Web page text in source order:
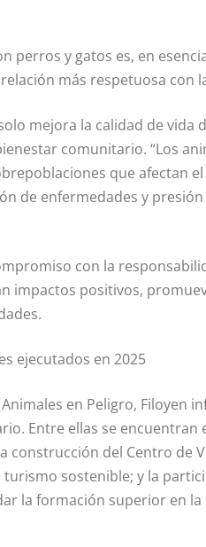
perros y gatos es, en
más respetuosa con
mejora la calidad de vida
comunitario. “Los
que afectan
de enfermedades y
con la
impactos positivos,
ejecutados en 2025
en Peligro, Filoyen
Entre ellas se encuentran
construcción del Centro de
sostenible; y la
la formación superior en